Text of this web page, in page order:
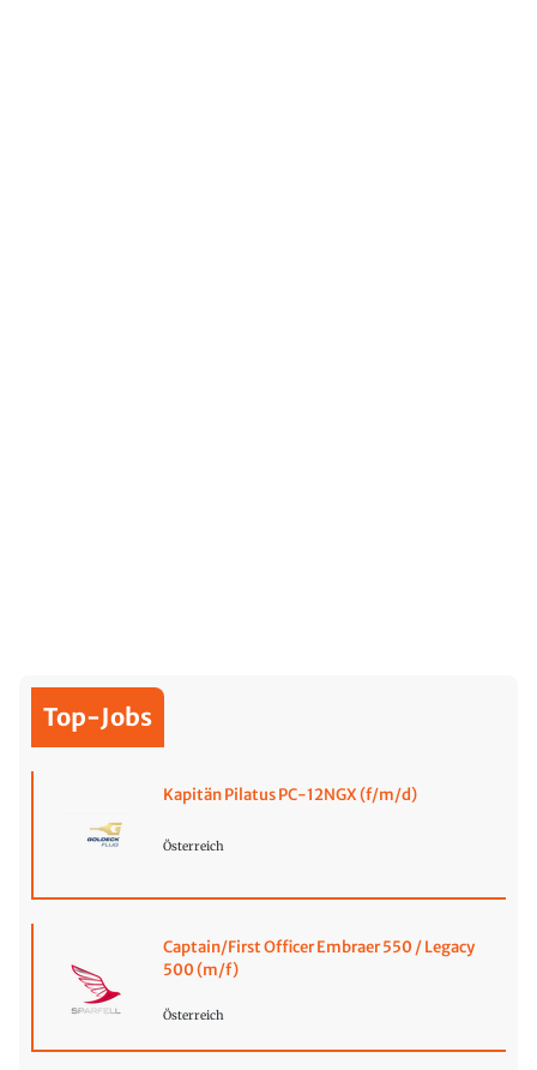
Top-Jobs
Kapitän Pilatus PC-12NGX (f/m/d)
Österreich
Captain/First Officer Embraer 550 / Legacy
500 (m/f)
Österreich